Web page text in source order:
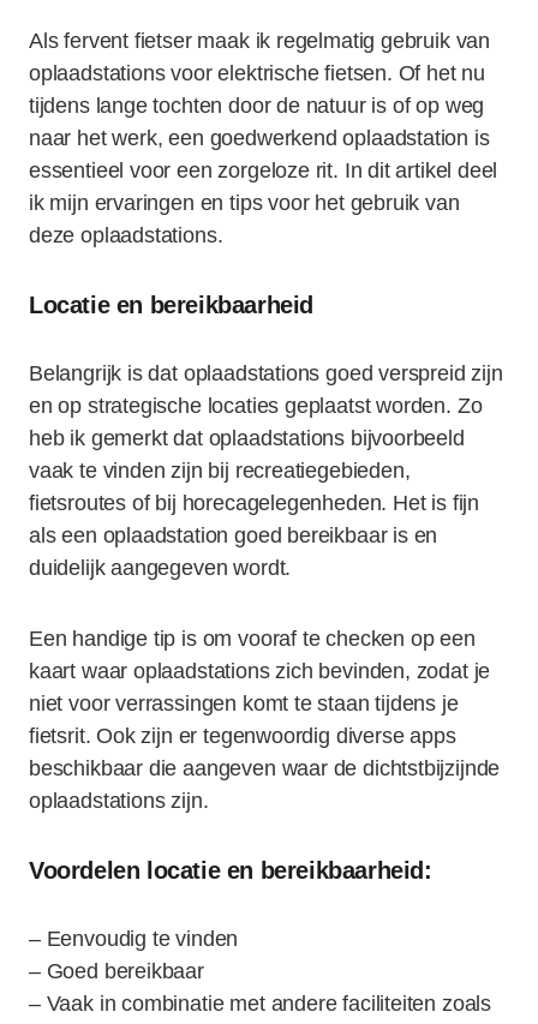
Als fervent fietser maak ik regelmatig gebruik van
oplaadstations voor elektrische fietsen. Of het nu
tijdens lange tochten door de natuur is of op weg
naar het werk, een goedwerkend oplaadstation is
essentieel voor een zorgeloze rit. In dit artikel deel
ik mijn ervaringen en tips voor het gebruik van
deze oplaadstations.
Locatie en bereikbaarheid
Belangrijk is dat oplaadstations goed verspreid zijn
en op strategische locaties geplaatst worden. Zo
heb ik gemerkt dat oplaadstations bijvoorbeeld
vaak te vinden zijn bij recreatiegebieden,
fietsroutes of bij horecagelegenheden. Het is fijn
als een oplaadstation goed bereikbaar is en
duidelijk aangegeven wordt.
Een handige tip is om vooraf te checken op een
kaart waar oplaadstations zich bevinden, zodat je
niet voor verrassingen komt te staan tijdens je
fietsrit. Ook zijn er tegenwoordig diverse apps
beschikbaar die aangeven waar de dichtstbijzijnde
oplaadstations zijn.
Voordelen locatie en bereikbaarheid:
– Eenvoudig te vinden
– Goed bereikbaar
– Vaak in combinatie met andere faciliteiten zoals